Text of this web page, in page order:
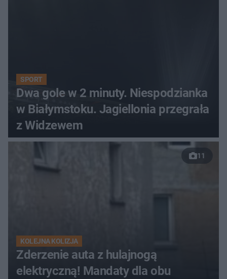
SPORT
Dwa gole w 2 minuty. Niespodzianka
w Białymstoku. Jagiellonia przegrała
z Widzewem
11
KOLEJNA KOLIZJA
Zderzenie auta z hulajnogą
elektryczną! Mandaty dla obu